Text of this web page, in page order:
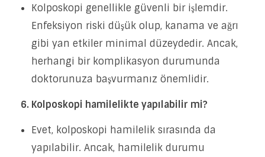
Kolposkopi genellikle güvenli bir işlemdir.
Enfeksiyon riski düşük olup, kanama ve ağrı
gibi yan etkiler minimal düzeydedir. Ancak,
herhangi bir komplikasyon durumunda
doktorunuza başvurmanız önemlidir.
6. Kolposkopi hamilelikte yapılabilir mi?
Evet, kolposkopi hamilelik sırasında da
yapılabilir. Ancak, hamilelik durumu